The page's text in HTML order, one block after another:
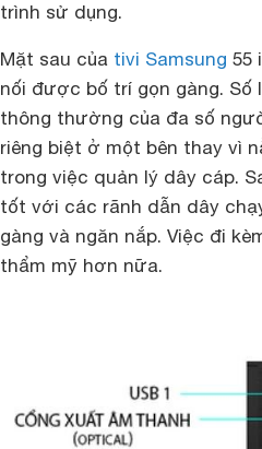
trình sử dụng.
Mặt sau của tivi Samsung 55
nối được bố trí gọn gàng.
thông thường của đa số
riêng biệt ở một bên thay vì
trong việc quản lý dây cáp.
tốt với các rãnh dẫn dây
gàng và ngăn nắp. Việc đi
thẩm mỹ hơn nữa.